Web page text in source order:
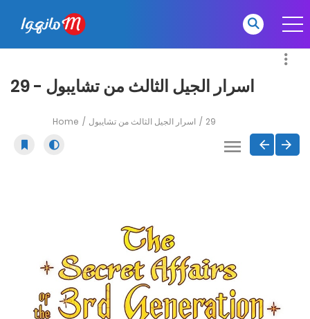
اسرار الجيل الثالث من تشايبول - 29
Home اسرار الجيل الثالث من تشايبول 29